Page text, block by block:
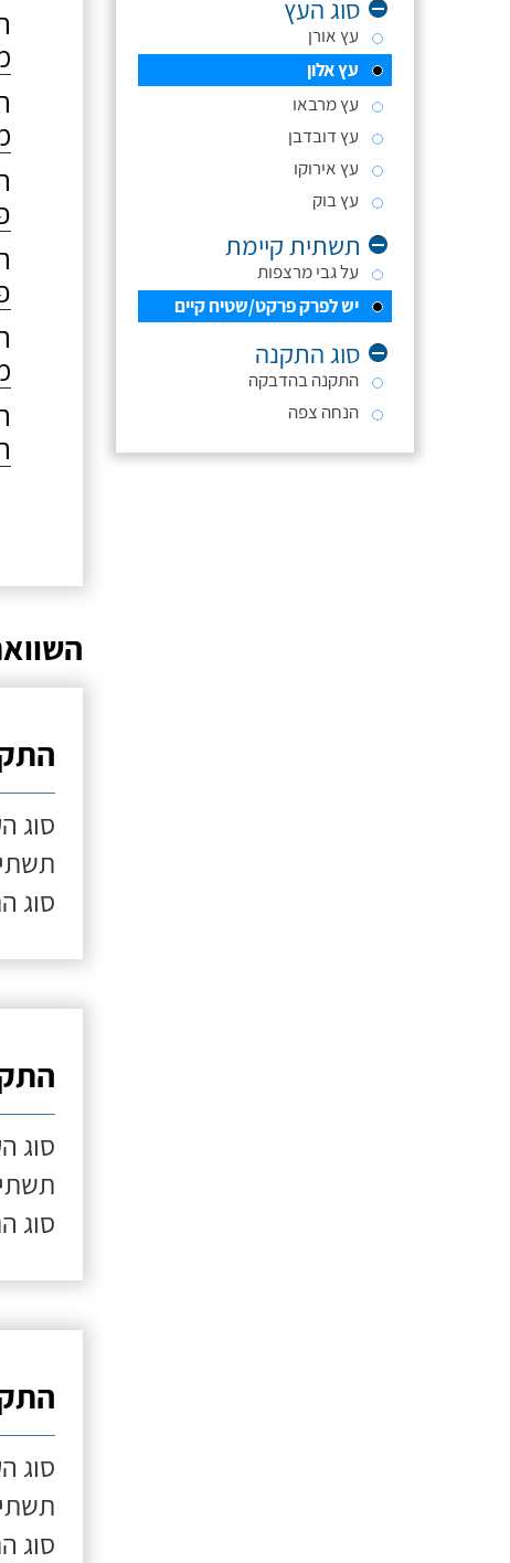
סוג העץ
עץ אורן
עץ אלון
עץ מרבאו
עץ דובדבן
עץ אירוקו
עץ בוק
תשתית קיימת
על גבי מרצפות
יש לפרק פרקט/שטיח קיים
סוג התקנה
התקנה בהדבקה
הנחה צפה
סוג
סוג
סוג
סוג
סוג
סוג